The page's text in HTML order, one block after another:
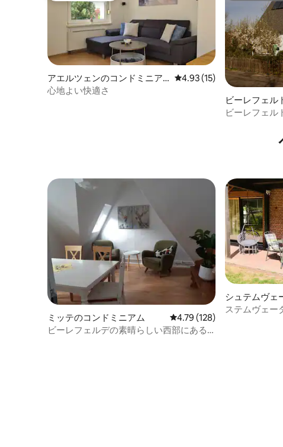
アエルツェンのコンドミニア
ム
レビュー15件、5つ星中
4.93 (15)
心地よい快適さ
ビーレフェル
アム
ビーレフェル
ミッテのコンドミニアム レビュー128件、5つ星中
4.79 (128)
ビーレフェルデの素晴らしい西部にある
シュテムヴェ
ニアム
ステムヴェー